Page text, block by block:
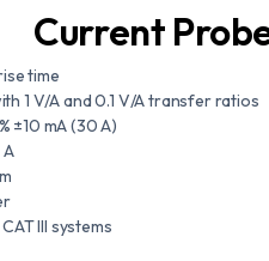
Current
time
1 V/A and 0.1 V/A transfer ratios
±10 mA (30 A)
III systems